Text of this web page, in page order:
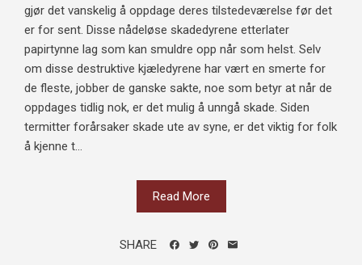
gjør det vanskelig å oppdage deres tilstedeværelse før det
er for sent. Disse nådeløse skadedyrene etterlater
papirtynne lag som kan smuldre opp når som helst. Selv
om disse destruktive kjæledyrene har vært en smerte for
de fleste, jobber de ganske sakte, noe som betyr at når de
oppdages tidlig nok, er det mulig å unngå skade. Siden
termitter forårsaker skade ute av syne, er det viktig for folk
å kjenne t...
Read More
SHARE